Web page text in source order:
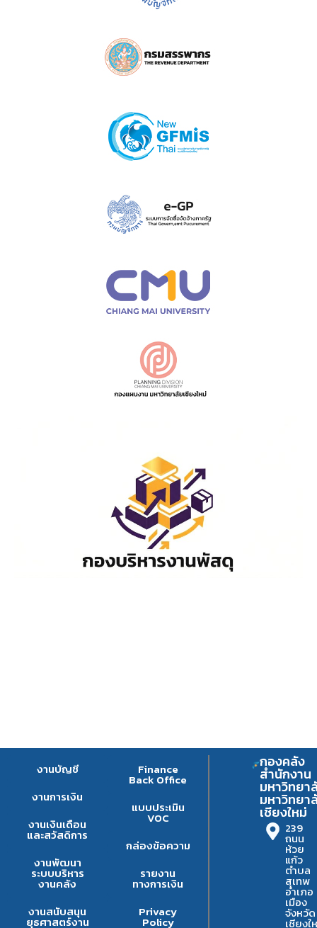
งานบัญชี
งานการเงิน
งานเงินเดือน
และสวัสดิการ
งานพัฒนา
ระบบบริหาร
งานคลัง
งานสนับสนุน
ยุธศาสตร์งาน
Finance
Back Office
แบบประเมิน
VOC
กล่องข้อความ
รายงาน
ทางการเงิน
Privacy
Policy
กองคลัง
สำนักงาน
มหาวิทยา
มหาวิทยา
เชียงใหม่
239
ถนน
ห้วย
แก้ว
ตำบล
สุเทพ
อำเภอ
เมือง
จังหวัด
เชียงใ